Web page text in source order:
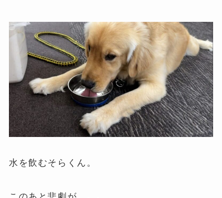
水を飲むそらくん。